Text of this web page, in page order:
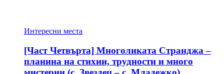
Интересни места
[Част Четвърта] Многоликата Странджа –
планина на стихии, трудности и много